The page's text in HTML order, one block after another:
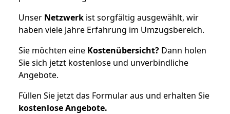
Unser Netzwerk ist sorgfältig ausgewählt, wir
haben viele Jahre Erfahrung im Umzugsbereich.
Sie möchten eine Kostenübersicht? Dann holen
Sie sich jetzt kostenlose und unverbindliche
Angebote.
Füllen Sie jetzt das Formular aus und erhalten Sie
kostenloseAngebote.